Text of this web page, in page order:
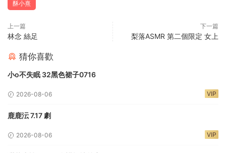
酥小熹
上一篇
林念 絲足
下一篇
梨落ASMR 第二個限定 女上
猜你喜歡
小o不失眠 32黑色裙子0716
2026-08-06 VIP
鹿鹿沄 7.17 劇
2026-08-06 VIP